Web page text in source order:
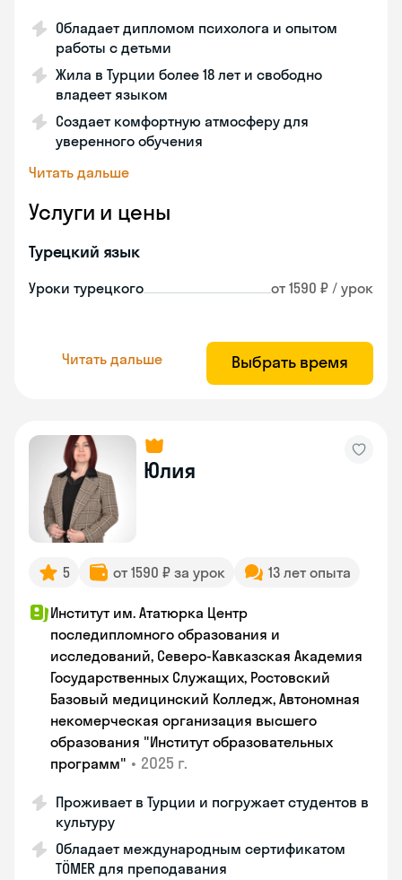
Обладает дипломом психолога и опытом
работы с детьми
Жила в Турции более 18 лет и свободно
владеет языком
Создает комфортную атмосферу для
уверенного обучения
Читать дальше
Услуги и цены
Турецкий язык
Уроки турецкого от 1590 ₽ / урок
Читать дальше Выбрать время
Юлия
5 от 1590 ₽ за урок 13 лет опыта
Институт им. Ататюрка Центр
последипломного образования и
исследований, Северо-Кавказская Академия
Государственных Служащих, Ростовский
Базовый медицинский Колледж, Автономная
некомерческая организация высшего
образования "Институт образовательных
программ" • 2025 г.
Проживает в Турции и погружает студентов в
культуру
Обладает международным сертификатом
TÖMER для преподавания